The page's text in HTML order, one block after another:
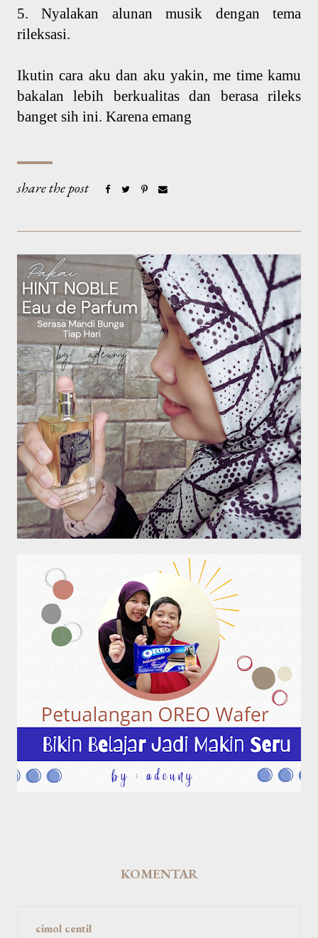
5. Nyalakan alunan musik dengan tema
rileksasi.
Ikutin cara aku dan aku yakin, me time kamu
bakalan lebih berkualitas dan berasa rileks
banget sih ini. Karena emang
KOMENTAR
cimol centil